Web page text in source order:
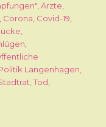
,Ärzte,
, Corona, Covid-19,
,
,
Langenhagen,
,Tod,